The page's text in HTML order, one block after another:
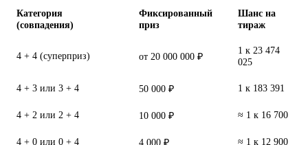
Категория
(совпадения)
Фиксированный
приз
Шанс на
тираж
4 + 4 (суперприз) от 20 000 000 ₽
1 к 23 474
025
4 + 3 или 3 + 4 50 000 ₽ 1 к 183 391
4 + 2 или 2 + 4 10 000 ₽ ≈ 1 к 16 700
4 + 0 или 0 + 4 4 000 ₽ ≈ 1 к 12 900